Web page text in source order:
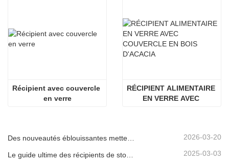
Récipient avec couvercle
en verre
RÉCIPIENT ALIMENTAIRE
EN VERRE AVEC
Des nouveautés éblouissantes mettent en lumière la force de Linuo | Le verre spécial Linuo fait ses débuts à Ambiente Frankfurt 2026-03-20
2025-03-03